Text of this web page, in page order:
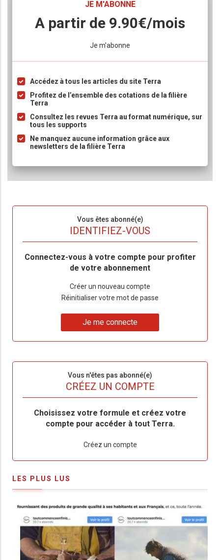
JE M'ABONNE
Body
A partir de 9.90€/mois
Je m'abonne
Liste
à
puce
Accédez à tous les articles du site Terra
Profitez de l’ensemble des cotations de la filière
Terra
Consultez les revues Terra au format numérique, sur
tous les supports
Ne manquez aucune information grâce aux
newsletters de la filière Terra
Vous êtes abonné(e)
IDENTIFIEZ-VOUS
Body
Connectez-vous à votre compte pour profiter
de votre abonnement
Créer un nouveau compte
de
Réinitialiser votre mot de passe
me
Je me connecte
Vous n'êtes pas abonné(e)
CRÉEZ UN COMPTE
BodyChoisissez votre formule et créez votre
compte pour accéder à tout Terra.
Créez un compte
LES PLUS LUS